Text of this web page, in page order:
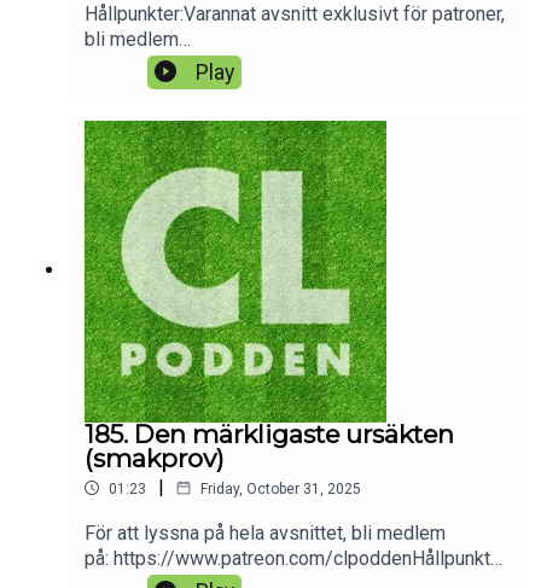
Hållpunkter:Varannat avsnitt exklusivt för patroner,
bli medlem
på: https://www.patreon.com/clpodden11:25
Finansiell analys: Atlético Madrid-affären36:19
Omgång 5 & 6 48:29 Vinnare/förlorare-lista
Play
185. Den märkligaste ursäkten
(smakprov)
01:23 | Friday, October 31, 2025
För att lyssna på hela avsnittet, bli medlem
på: https://www.patreon.com/clpoddenHållpunkte